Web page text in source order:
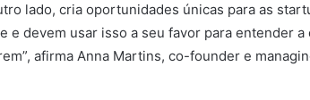
lado, cria oportunidades únicas para as
e devem usar isso a seu favor para entender a
afirma Anna Martins, co-founder e